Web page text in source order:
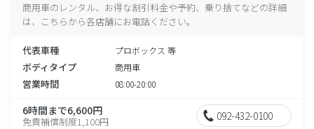
商用車のレンタル、お得な割引料金や予約、乗り捨てなどの詳細
は、こちらから各店舗にお電話ください。
代表車種 プロボックス 等
ボディタイプ 商用車
営業時間 08:00-20:00
6時間まで6,600円
免責補償制度1,100円 092-432-0100